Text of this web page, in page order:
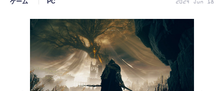
カルチャー
公式ストア
ゲーム PC 2024 Jun 18